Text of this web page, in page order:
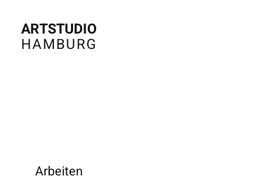
Inhalt
springen
ARTSTUDIO
HAMBURG
Arbeiten